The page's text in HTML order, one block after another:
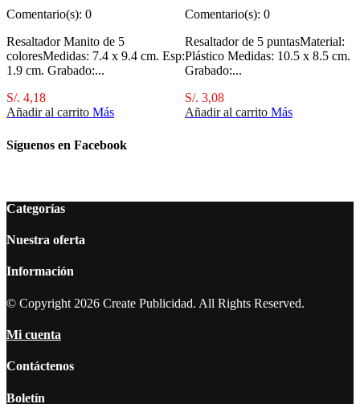
Comentario(s): 0
Resaltador Manito de 5
coloresMedidas: 7.4 x 9.4 cm. Esp:
1.9 cm. Grabado:...
S/. 4,18
Añadir al carrito Más
Comentario(s): 0
Resaltador de 5 puntasMaterial:
Plástico Medidas: 10.5 x 8.5 cm.
Grabado:...
S/. 3,08
Añadir al carrito Más
Síguenos en Facebook
Categorías
Nuestra oferta
Información
© Copyright 2026 Create Publicidad. All Rights Reserved.
Mi cuenta
Contáctenos
Boletín